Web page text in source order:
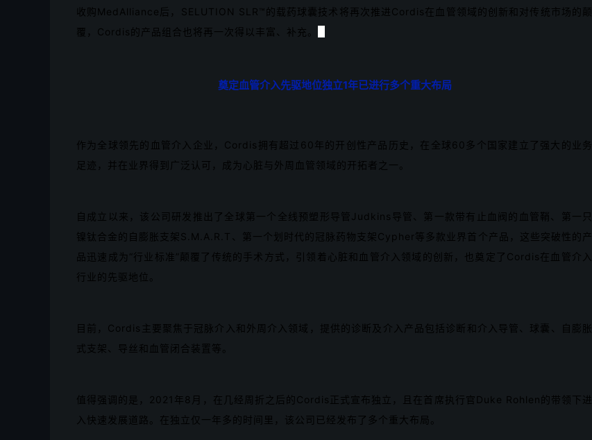
收购MedAlliance后，SELUTION SLR™的载药球囊技术将再次推进Cordis在血管领域的创新和对传统市场的颠
覆，Cordis的产品组合也将再一次得以丰富、补充。
奠定血管介入先驱地位独立1年已进行多个重大布局
作为全球领先的血管介入企业，Cordis拥有超过60年的开创性产品历史，在全球60多个国家建立了强大的业务
足迹，并在业界得到广泛认可，成为心脏与外周血管领域的开拓者之一。
自成立以来，该公司研发推出了全球第一个全线预塑形导管Judkins导管、第一款带有止血阀的血管鞘、第一只
镍钛合金的自膨胀支架S.M.A.R.T、第一个划时代的冠脉药物支架Cypher等多款业界首个产品，这些突破性的产
品迅速成为“行业标准”颠覆了传统的手术方式，引领着心脏和血管介入领域的创新，也奠定了Cordis在血管介入
行业的先驱地位。
目前，Cordis主要聚焦于冠脉介入和外周介入领域，提供的诊断及介入产品包括诊断和介入导管、球囊、自膨胀
式支架、导丝和血管闭合装置等。
值得强调的是，2021年8月，在几经周折之后的Cordis正式宣布独立，且在首席执行官Duke Rohlen的带领下进
入快速发展道路。在独立仅一年多的时间里，该公司已经发布了多个重大布局。